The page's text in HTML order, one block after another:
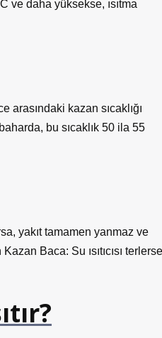
ve daha yüksekse, ısıtma
arasındaki kazan sıcaklığı
bu sıcaklık 50 ila 55
yakıt tamamen yanmaz ve
Baca: Su ısıtıcısı